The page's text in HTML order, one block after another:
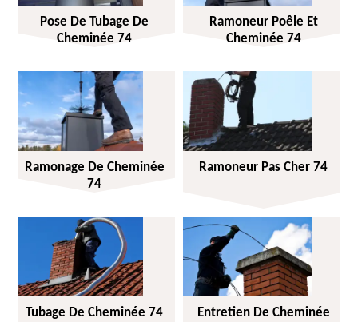
Pose De Tubage De
Cheminée 74
Ramoneur Poêle Et
Cheminée 74
Ramonage De Cheminée
74
Ramoneur Pas Cher 74
Tubage De Cheminée 74
Entretien De Cheminée